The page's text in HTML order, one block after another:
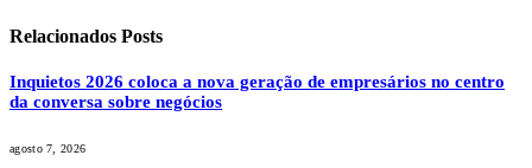
Relacionados Posts
Inquietos 2026 coloca a nova geração de empresários no centro
da conversa sobre negócios
agosto 7, 2026